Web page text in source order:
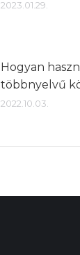
2023.01.29.
Hogyan
többnyelvű
2022.10.03.